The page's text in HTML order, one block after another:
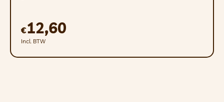
€12,60
Incl. BTW